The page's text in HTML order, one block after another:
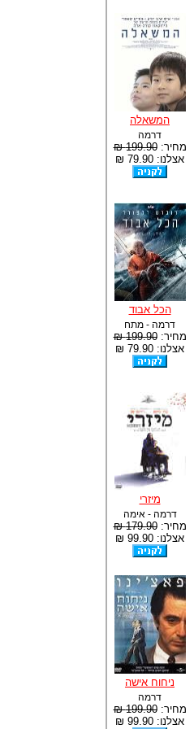
המשאלה
דרמה
מחיר:199.90 ₪
אצלנו: 79.90 ₪
הכל אבוד
דרמה - מתח
מחיר:199.90 ₪
אצלנו: 79.90 ₪
מיזרי
דרמה - אימה
מחיר:179.90 ₪
אצלנו: 99.90 ₪
ניחוח אישה
דרמה
מחיר:199.90 ₪
אצלנו: 99.90 ₪